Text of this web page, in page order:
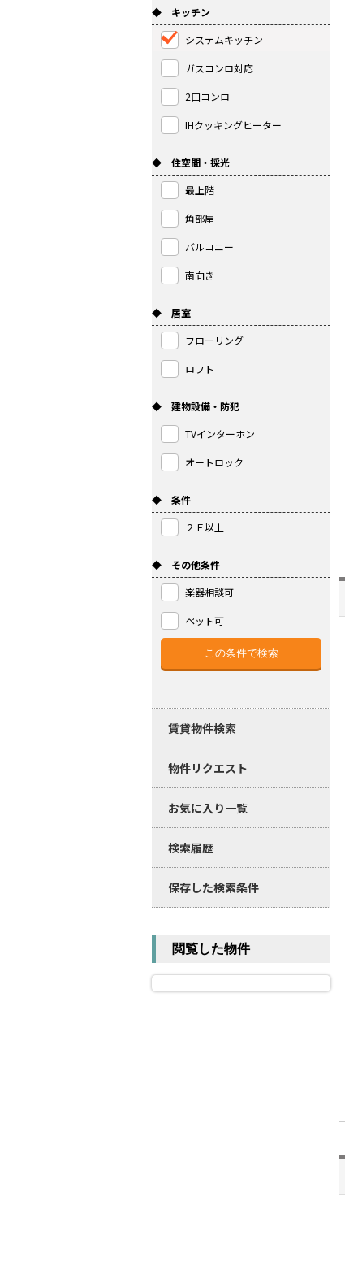
◆ キッチン
システムキッチン
ガスコンロ対応
2口コンロ
IHクッキングヒーター
◆ 住空間・採光
最上階
角部屋
バルコニー
南向き
◆ 居室
フローリング
ロフト
◆ 建物設備・防犯
TVインターホン
オートロック
◆ 条件
２Ｆ以上
◆ その他条件
楽器相談可
ペット可
賃貸物件検索
物件リクエスト
お気に入り一覧
検索履歴
保存した検索条件
閲覧した物件